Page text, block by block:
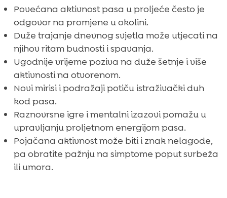
 Zaključak
 FAQ
Povećana aktivnost pasa u proljeće često je
odgovor na promjene u okolini.
Duže trajanje dnevnog svjetla može utjecati na
njihov ritam budnosti i spavanja.
Ugodnije vrijeme poziva na duže šetnje i više
aktivnosti na otvorenom.
Novi mirisi i podražaji potiču istraživački duh
kod pasa.
Raznovrsne igre i mentalni izazovi pomažu u
upravljanju proljetnom energijom pasa.
Pojačana aktivnost može biti i znak nelagode,
pa obratite pažnju na simptome poput svrbeža
ili umora.